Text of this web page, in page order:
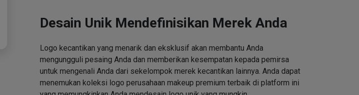
Desain Unik Mendefinisikan Merek Anda
Logo kecantikan yang menarik dan eksklusif akan membantu Anda
mengungguli pesaing Anda dan memberikan kesempatan kepada pemirsa
untuk mengenali Anda dari sekelompok merek kecantikan lainnya. Anda dapat
menemukan koleksi logo perusahaan makeup premium terbaik di platform ini